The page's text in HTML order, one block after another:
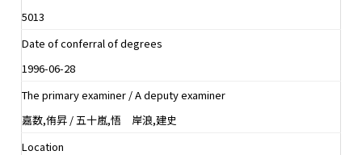
5013
Date of conferral of degrees
1996-06-28
The primary examiner / A deputy examiner
嘉数,侑昇 / 五十嵐,悟 岸浪,建史
Location